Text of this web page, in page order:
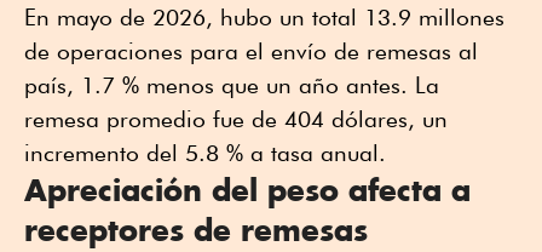
En mayo de 2026, hubo un total 13.9 millones
de operaciones para el envío de remesas al
país, 1.7 % menos que un año antes. La
remesa promedio fue de 404 dólares, un
incremento del 5.8 % a tasa anual.
Apreciación del peso afecta a
receptores de remesas